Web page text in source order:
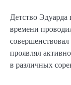
Детство
времени
проявлял
в различных